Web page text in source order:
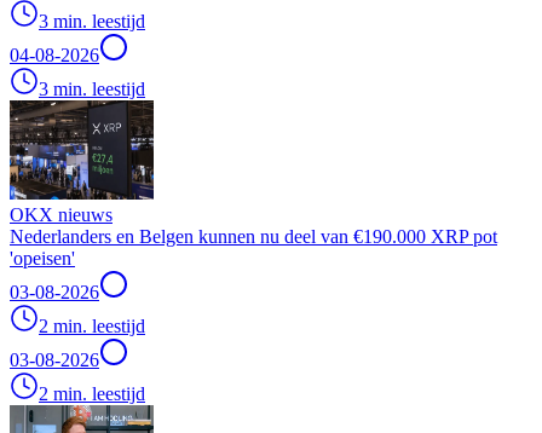
3 min. leestijd
04-08-2026
3 min. leestijd
OKX nieuws
Nederlanders en Belgen kunnen nu deel van €190.000 XRP pot
'opeisen'
03-08-2026
2 min. leestijd
03-08-2026
2 min. leestijd